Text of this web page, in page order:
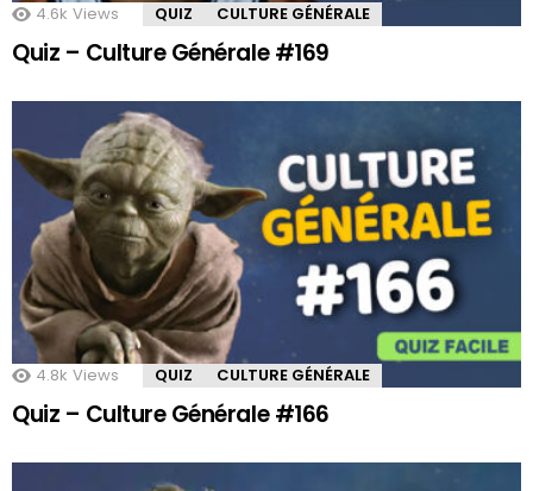
4.6k Views QUIZ CULTURE GÉNÉRALE
Quiz – Culture Générale #169
4.8k Views QUIZ CULTURE GÉNÉRALE
Quiz – Culture Générale #166